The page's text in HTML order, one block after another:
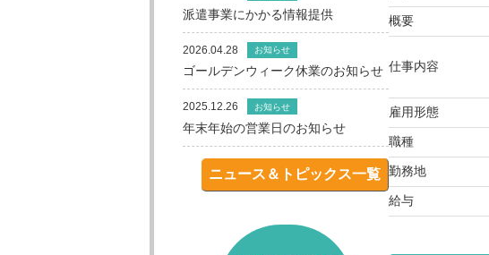
概要
仕事内容
雇用形態
職種
勤務地
給与
派遣事業にかかる情報提供
2026.04.28 お知らせ
ゴールデンウィーク休業のお知らせ
2025.12.26 お知らせ
年末年始の営業日のお知らせ
ニュース＆トピックス一覧